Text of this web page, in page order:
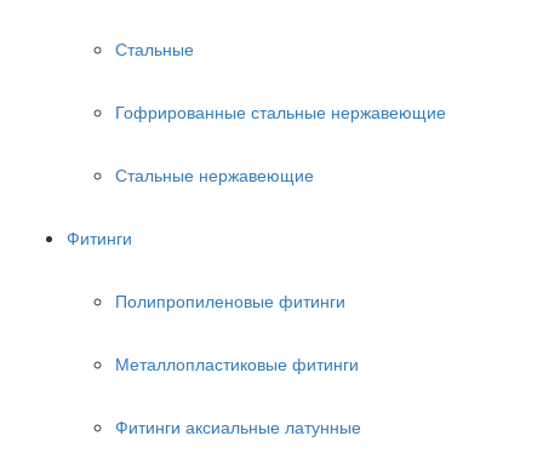
Стальные
Гофрированные стальные нержавеющие
Стальные нержавеющие
Фитинги
Полипропиленовые фитинги
Металлопластиковые фитинги
Фитинги аксиальные латунные